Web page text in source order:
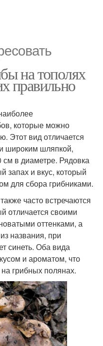
на тополях
правильно
которые можно
Этот вид отличается
широким шляпкой,
см в диаметре. Рядовка
запах и вкус, который
для сбора грибниками.
часто встречаются
отличается своими
оттенками, а
названия, при
синеть. Оба вида
и ароматом, что
грибных полянах.